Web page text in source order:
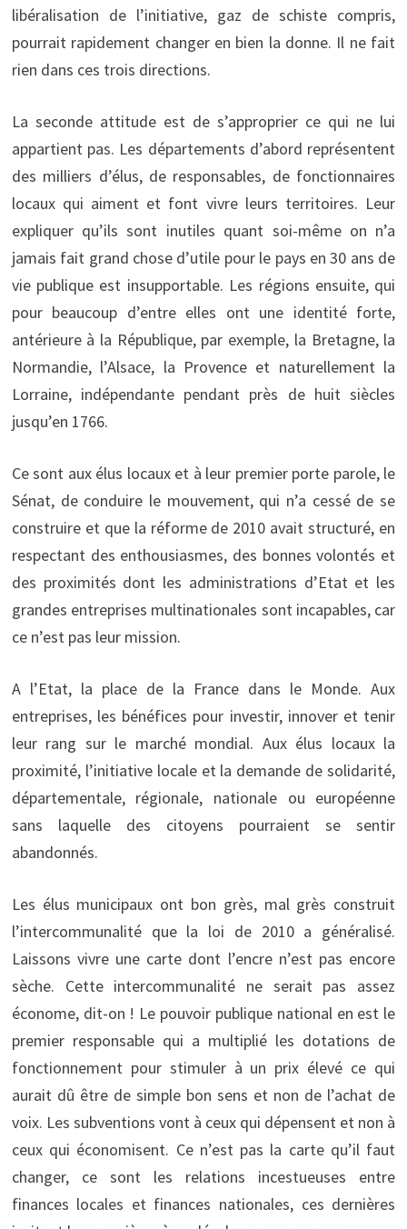
libéralisation de l’initiative, gaz de schiste compris,
pourrait rapidement changer en bien la donne. Il ne fait
rien dans ces trois directions.
La seconde attitude est de s’approprier ce qui ne lui
appartient pas. Les départements d’abord représentent
des milliers d’élus, de responsables, de fonctionnaires
locaux qui aiment et font vivre leurs territoires. Leur
expliquer qu’ils sont inutiles quant soi-même on n’a
jamais fait grand chose d’utile pour le pays en 30 ans de
vie publique est insupportable. Les régions ensuite, qui
pour beaucoup d’entre elles ont une identité forte,
antérieure à la République, par exemple, la Bretagne, la
Normandie, l’Alsace, la Provence et naturellement la
Lorraine, indépendante pendant près de huit siècles
jusqu’en 1766.
Ce sont aux élus locaux et à leur premier porte parole, le
Sénat, de conduire le mouvement, qui n’a cessé de se
construire et que la réforme de 2010 avait structuré, en
respectant des enthousiasmes, des bonnes volontés et
des proximités dont les administrations d’Etat et les
grandes entreprises multinationales sont incapables, car
ce n’est pas leur mission.
A l’Etat, la place de la France dans le Monde. Aux
entreprises, les bénéfices pour investir, innover et tenir
leur rang sur le marché mondial. Aux élus locaux la
proximité, l’initiative locale et la demande de solidarité,
départementale, régionale, nationale ou européenne
sans laquelle des citoyens pourraient se sentir
abandonnés.
Les élus municipaux ont bon grès, mal grès construit
l’intercommunalité que la loi de 2010 a généralisé.
Laissons vivre une carte dont l’encre n’est pas encore
sèche. Cette intercommunalité ne serait pas assez
économe, dit-on ! Le pouvoir publique national en est le
premier responsable qui a multiplié les dotations de
fonctionnement pour stimuler à un prix élevé ce qui
aurait dû être de simple bon sens et non de l’achat de
voix. Les subventions vont à ceux qui dépensent et non à
ceux qui économisent. Ce n’est pas la carte qu’il faut
changer, ce sont les relations incestueuses entre
finances locales et finances nationales, ces dernières